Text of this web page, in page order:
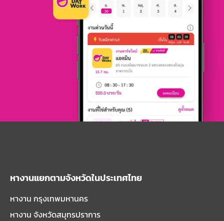
หางานแยกตามจังหวัดในประเทศไทย
หางาน กรุงเทพมหานคร
หางาน จังหวัดสมุทรปราการ